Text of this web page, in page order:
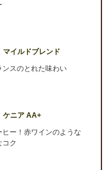
マイルドブレンド
ンスのとれた味わい
ケニア AA+
ヒー！赤ワインのような
コク